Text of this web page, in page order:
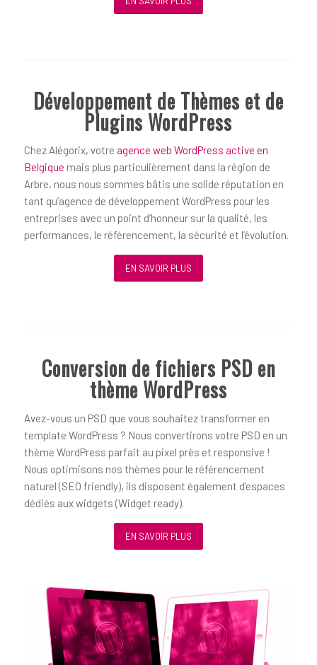
Développement de Thèmes et de
Plugins WordPress
Chez Alégorix, votre agence web WordPress active en
Belgique mais plus particulièrement dans la région de
Arbre, nous nous sommes bâtis une solide réputation en
tant qu’agence de développement WordPress pour les
entreprises avec un point d’honneur sur la qualité, les
performances, le référencement, la sécurité et l’évolution.
EN SAVOIR PLUS
Conversion de fichiers PSD en
thème WordPress
Avez-vous un PSD que vous souhaitez transformer en
template WordPress ? Nous convertirons votre PSD en un
thème WordPress parfait au pixel près et responsive !
Nous optimisons nos thèmes pour le référencement
naturel (SEO friendly), ils disposent également d’espaces
dédiés aux widgets (Widget ready).
EN SAVOIR PLUS